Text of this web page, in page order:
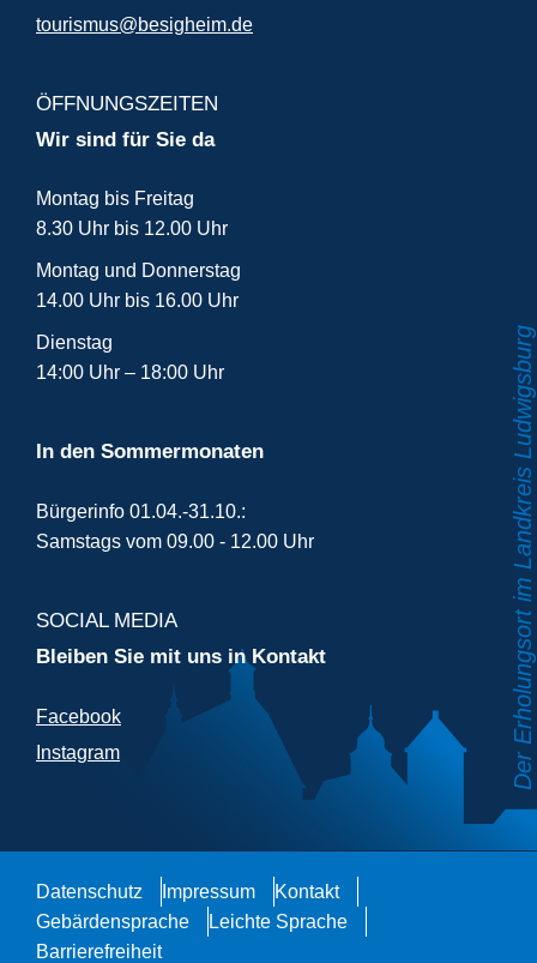
tourismus@besigheim.de
ÖFFNUNGSZEITEN
Wir sind für Sie da
Montag bis Freitag
8.30 Uhr bis 12.00 Uhr
Montag und Donnerstag
14.00 Uhr bis 16.00 Uhr
Dienstag
14:00 Uhr – 18:00 Uhr
In den Sommermonaten
Bürgerinfo 01.04.-31.10.:
Samstags vom 09.00 - 12.00 Uhr
SOCIAL MEDIA
Bleiben Sie mit uns in Kontakt
Facebook
Instagram
Datenschutz Impressum
Kontakt
Gebärdensprache
Leichte Sprache
Barrierefreiheit